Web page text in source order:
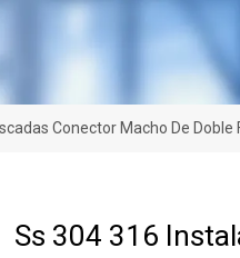
Conector Macho De Doble
Ss 304 316